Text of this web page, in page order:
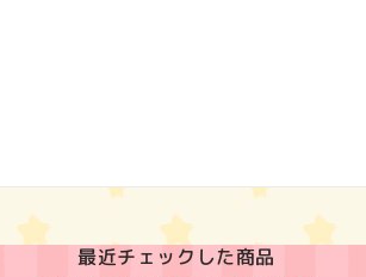
最近チェックした商品